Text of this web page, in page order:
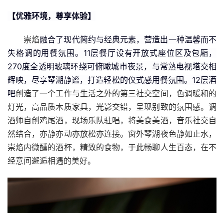
【优雅环境，尊享体验】
崇焰融合了现代简约与经典元素，营造出一种温馨而不
失格调的用餐氛围。11层餐厅设有开放式座位区及包厢，
270度全透明玻璃环绕可俯瞰城市夜景，与常熟电视塔交相
辉映，尽享琴湖静谧，打造轻松的仪式感用餐氛围。12层酒
吧创造了一个工作与生活之外的第三社交空间，色调暖和的
灯光，高品质木质家具，光影交错，呈现别致的氛围感。调
酒师自创鸡尾酒，现场乐队驻唱，将美食美酒，音乐社交自
然结合，亦静亦动亦放松亦连接。窗外琴湖夜色静如止水，
崇焰内微醺的酒杯，精致的食物，于此畅聊人生百态，在不
经意间邂逅相遇的美好。